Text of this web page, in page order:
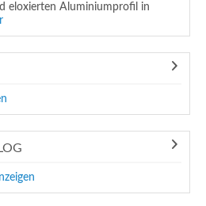
eloxierten Aluminiumprofil in